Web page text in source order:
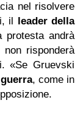
nel risolvere
il leader della
andrà
risponderà
«Se Gruevski
, come in